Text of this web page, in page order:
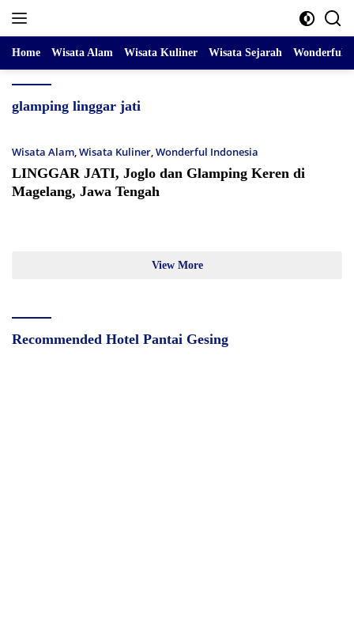
Home Wisata Alam Wisata Kuliner Wisata Sejarah Wonderful
glamping linggar jati
Wisata Alam,Wisata Kuliner,Wonderful Indonesia
LINGGAR JATI, Joglo dan Glamping Keren di
Magelang, Jawa Tengah
View More
Recommended Hotel Pantai Gesing